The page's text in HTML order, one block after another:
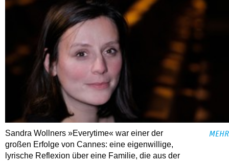
Sandra Wollners »Everytime« war einer der
großen Erfolge von Cannes: eine eigenwillige,
lyrische Reflexion über eine ­Familie, die aus der
MEHR